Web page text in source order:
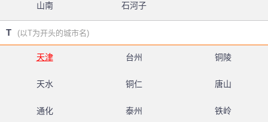
山南 石河子
T (以T为开头的城市名)
天津 台州 铜陵
天水 铜仁 唐山
通化 泰州 铁岭